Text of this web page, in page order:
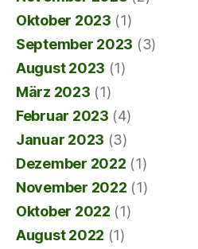
Oktober 2023 (1)
September 2023 (3)
August 2023 (1)
März 2023 (1)
Februar 2023 (4)
Januar 2023 (3)
Dezember 2022 (1)
November 2022 (1)
Oktober 2022 (1)
August 2022 (1)